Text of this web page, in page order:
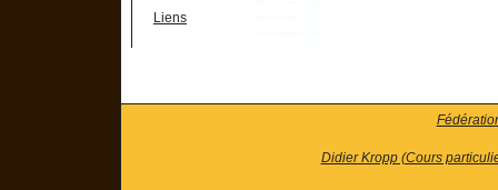
Liens
Didier Kropp (Cours